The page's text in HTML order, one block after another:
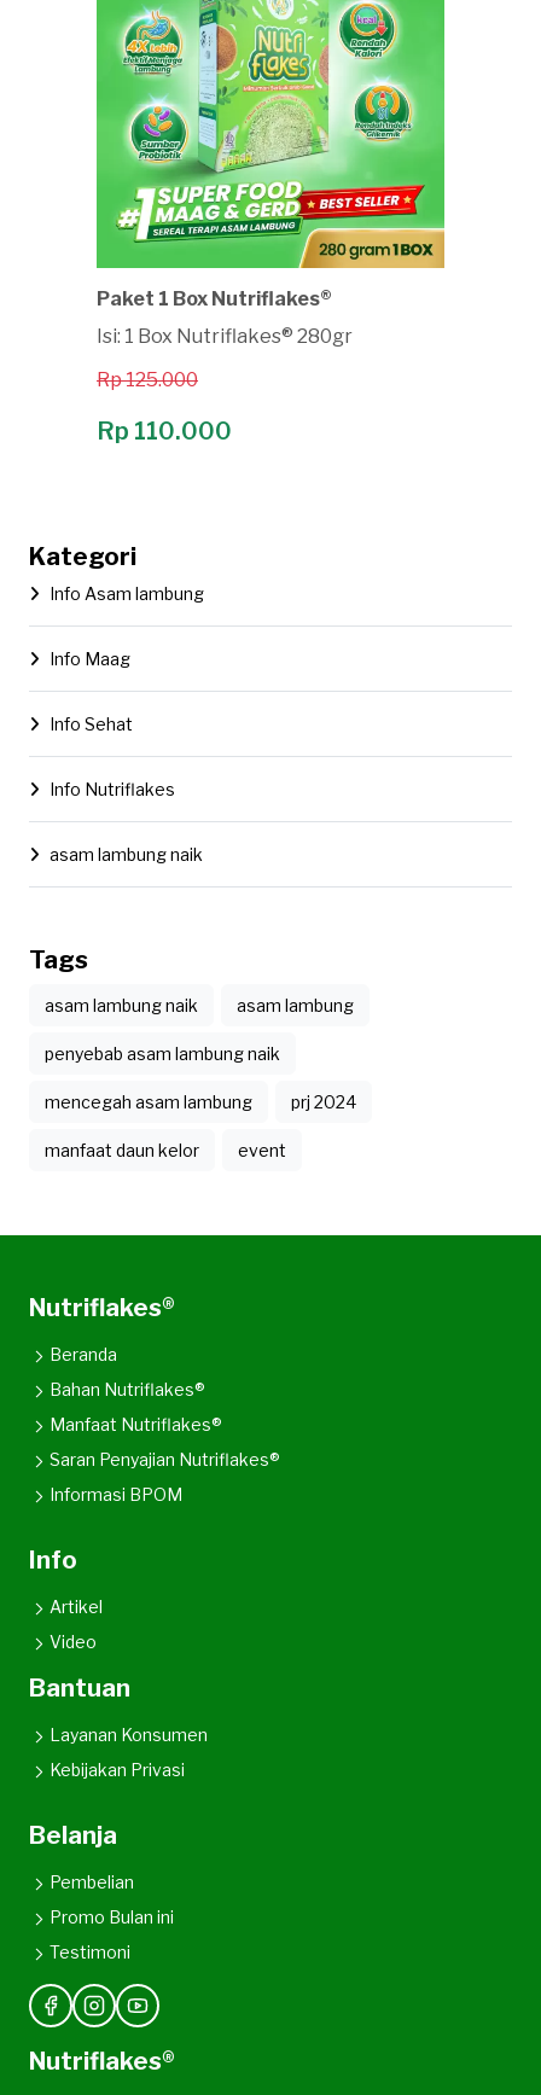
Paket 1 Box Nutriflakes®
Isi: 1 Box Nutriflakes® 280gr
Rp 125.000
Rp 110.000
Kategori
Info Asam lambung
Info Maag
Info Sehat
Info Nutriflakes
asam lambung naik
Tags
asam lambung naik asam lambung
penyebab asam lambung naik
mencegah asam lambung prj 2024
manfaat daun kelor event
Nutriflakes®
Beranda
Bahan Nutriflakes®
Manfaat Nutriflakes®
Saran Penyajian Nutriflakes®
Informasi BPOM
Info
Artikel
Video
Bantuan
Layanan Konsumen
Kebijakan Privasi
Belanja
Pembelian
Promo Bulan ini
Testimoni
Nutriflakes®